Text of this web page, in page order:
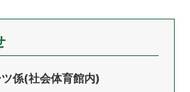
係(社会体育館内)